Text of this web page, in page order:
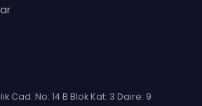
Cad. No: 14 B Blok Kat: 3 Daire: 9